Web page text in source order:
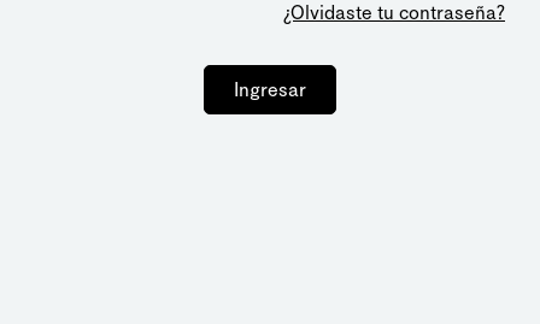
¿Olvidaste tu contraseña?
Ingresar